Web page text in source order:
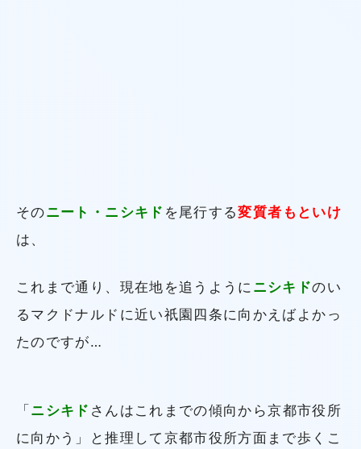
そのニート・ニシキド を尾行する変質者もといけ
は、
これまで通り、現在地を追うように ニシキドのい
るマクドナルドに近い祇園四条に向かえばよかっ
たのですが…
「 ニシキド さんはこれまでの傾向から京都市役所
に向かう」と推理して京都市役所方面まで歩くこ